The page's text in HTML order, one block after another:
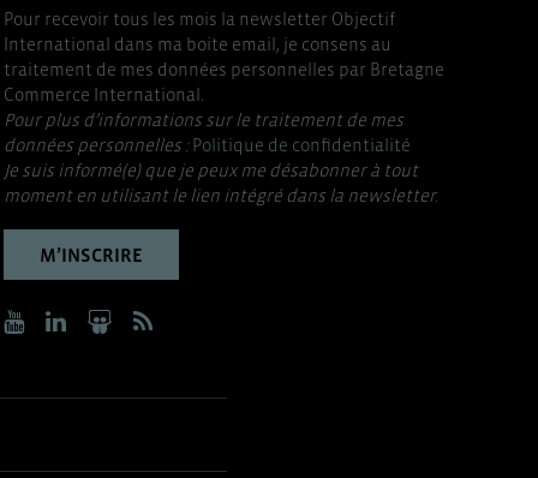
Pour recevoir tous les mois la newsletter Objectif
International dans ma boite email, je consens au
traitement de mes données personnelles par Bretagne
Commerce International.
Pour plus d’informations sur le traitement de mes
données personnelles :Politique de confidentialité
Je suis informé(e) que je peux me désabonner à tout
moment en utilisant le lien intégré dans la newsletter.
M’INSCRIRE